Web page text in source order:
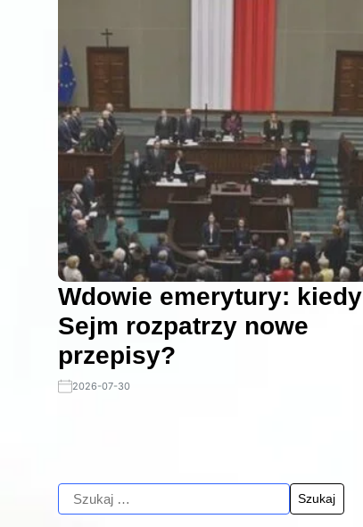
Wdowie emerytury: kiedy
Sejm rozpatrzy nowe
przepisy?
2026-07-30